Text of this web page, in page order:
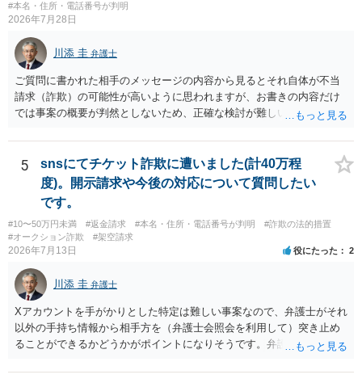
#本名・住所・電話番号が判明
2026年7月28日
川添 圭 弁護士
ご質問に書かれた相手のメッセージの内容から見るとそれ自体が不当
請求（詐欺）の可能性が高いように思われますが、お書きの内容だけ
では事案の概要が判然としないため、正確な検討が難しいです。例え
画面を見て貰いながらアドバイスう受けた方が確実です。
5
snsにてチケット詐欺に遭いました(計40万程
度)。開示請求や今後の対応について質問したい
です。
#10〜50万円未満 #返金請求 #本名・住所・電話番号が判明
#詐欺の法的措置
#オークション詐欺
#架空請求
2026年7月13日 役にたった 2
川添 圭 弁護士
Xアカウントを手がかりとした特定は難しい事案なので、弁護士がそれ
以外の手持ち情報から相手方を（弁護士会照会を利用して）突き止め
ることができるかどうかがポイントになりそうです。弁護士による調
せることになるでしょう。見通しについては、実際の資料等を弁護士